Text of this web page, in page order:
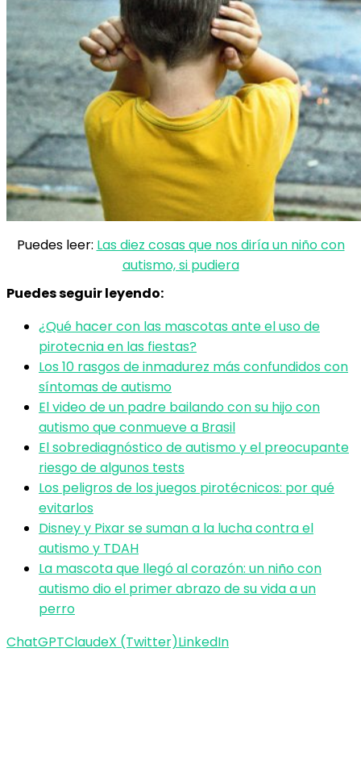
Puedes leer: Las diez cosas que nos diría un niño con
autismo, si pudiera
Puedes seguir leyendo:
¿Qué hacer con las mascotas ante el uso de
pirotecnia en las fiestas?
Los 10 rasgos de inmadurez más confundidos con
síntomas de autismo
El video de un padre bailando con su hijo con
autismo que conmueve a Brasil
El sobrediagnóstico de autismo y el preocupante
riesgo de algunos tests
Los peligros de los juegos pirotécnicos: por qué
evitarlos
Disney y Pixar se suman a la lucha contra el
autismo y TDAH
La mascota que llegó al corazón: un niño con
autismo dio el primer abrazo de su vida a un
perro
ChatGPTClaudeX (Twitter)LinkedIn